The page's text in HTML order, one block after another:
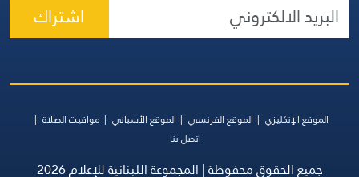
اشتراك
الموقع الإنكليزي الموقع الفرنسي الموقع الأسباني
مواقيت الصلاة
اتصل بنا
جميع الحقوق محفوظة | المجموعة اللبنانية للإعلام 2026